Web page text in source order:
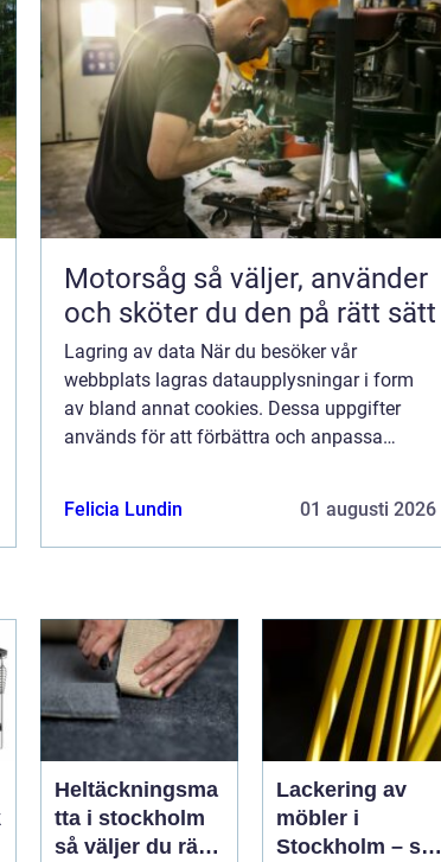
Motorsåg så väljer, använder
och sköter du den på rätt sätt
Lagring av data När du besöker vår
webbplats lagras dataupplysningar i form
av bland annat cookies. Dessa uppgifter
används för att förbättra och anpassa
att vi...
Felicia Lundin 01 augusti 2026
Heltäckningsma
tta i stockholm
så väljer du rätt
Lackering av
möbler i
Stockholm – så